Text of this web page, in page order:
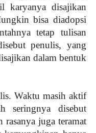
karyanya disajikan
bisa diadopsi
tetap tulisan
penulis, yang
dalam bentuk
Waktu masih aktif
seringnya disebut
juga teramat